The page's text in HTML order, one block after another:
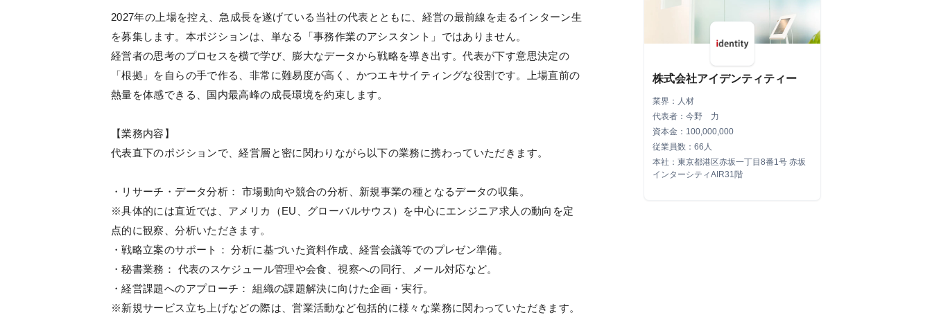
2027年の上場を控え、急成長を遂げている当社の代表とともに、経営の最前線を走るインターン生
を募集します。本ポジションは、単なる「事務作業のアシスタント」ではありません。
経営者の思考のプロセスを横で学び、膨大なデータから戦略を導き出す。代表が下す意思決定の
「根拠」を自らの手で作る、非常に難易度が高く、かつエキサイティングな役割です。上場直前の
熱量を体感できる、国内最高峰の成長環境を約束します。
【業務内容】
代表直下のポジションで、経営層と密に関わりながら以下の業務に携わっていただきます。
・リサーチ・データ分析： 市場動向や競合の分析、新規事業の種となるデータの収集。
※具体的には直近では、アメリカ（EU、グローバルサウス）を中心にエンジニア求人の動向を定
点的に観察、分析いただきます。
・戦略立案のサポート： 分析に基づいた資料作成、経営会議等でのプレゼン準備。
・秘書業務： 代表のスケジュール管理や会食、視察への同行、メール対応など。
・経営課題へのアプローチ： 組織の課題解決に向けた企画・実行。
※新規サービス立ち上げなどの際は、営業活動など包括的に様々な業務に関わっていただきます。
株式会社アイデンティティー
業界：人材
代表者：今野 力
資本金：100,000,000
従業員数：66人
本社：東京都港区赤坂一丁目8番1号 赤坂
インターシティAIR31階